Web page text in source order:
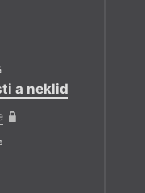
a neklid